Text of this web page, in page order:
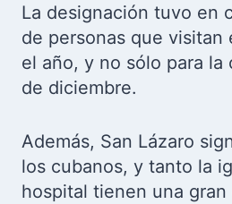
La designación tuvo en
de personas que visitan
el año, y no sólo para la
de diciembre.
Además, San Lázaro
los cubanos, y tanto la
hospital tienen una